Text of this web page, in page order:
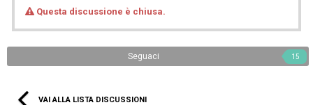
Questa discussione è chiusa.
Seguaci 15
VAI ALLA LISTA DISCUSSIONI